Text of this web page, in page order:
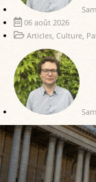
06 août 2026
Articles, Culture,